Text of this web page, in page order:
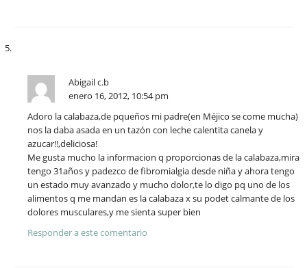
Abigail c.b
enero 16, 2012, 10:54 pm
Adoro la calabaza,de pqueños mi padre(en Méjico se come mucha)
nos la daba asada en un tazón con leche calentita canela y
azucar!!,deliciosa!
Me gusta mucho la informacion q proporcionas de la calabaza,mira
tengo 31años y padezco de fibromialgia desde niña y ahora tengo
un estado muy avanzado y mucho dolor,te lo digo pq uno de los
alimentos q me mandan es la calabaza x su podet calmante de los
dolores musculares,y me sienta super bien
Responder a este comentario